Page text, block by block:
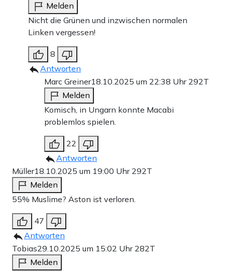
Melden
Nicht die Grünen und inzwischen normalen
Linken vergessen!
8
Antworten
Marc Greiner18.10.2025 um 22:38 Uhr 292T
Melden
Komisch, in Ungarn konnte Macabi
problemlos spielen.
22
Antworten
Müller18.10.2025 um 19:00 Uhr 292T
Melden
55% Muslime? Aston ist verloren.
47
Antworten
Tobias29.10.2025 um 15:02 Uhr 282T
Melden